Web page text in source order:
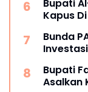
Bupati
Kapus
Bunda
Bupati
Asalkan